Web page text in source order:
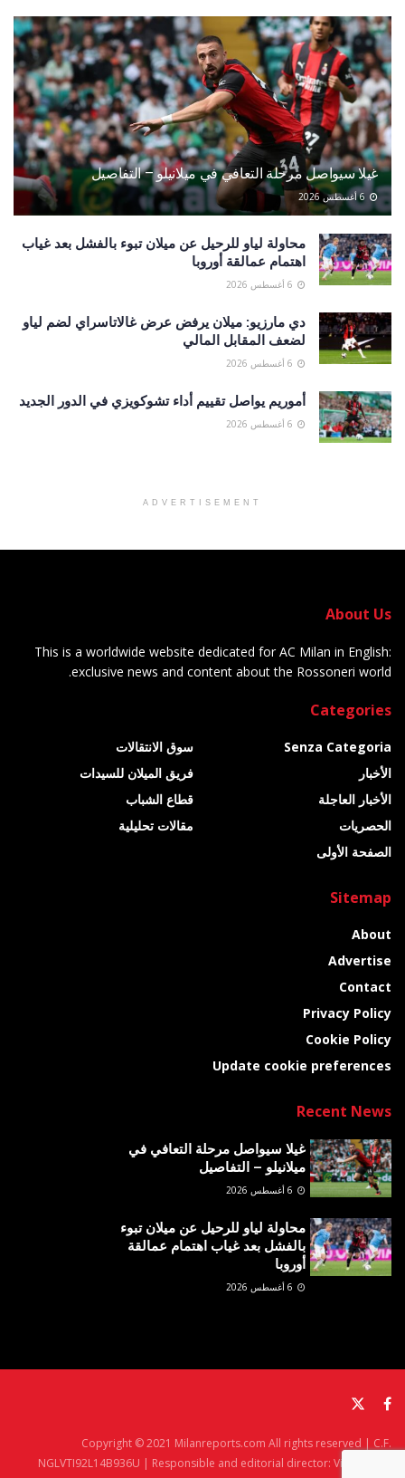
غيلا سيواصل مرحلة التعافي في ميلانيلو – التفاصيل
محاولة لياو للرحيل عن ميلان تبوء بالفشل بعد غياب
اهتمام عمالقة أوروبا
دي مارزيو: ميلان يرفض عرض غالاتاسراي لضم لياو
لضعف المقابل المالي
أموريم يواصل تقييم أداء تشوكويزي في الدور الجديد
ADVERTISEMENT
About Us
This is a worldwide website dedicated for AC Milan in English:
exclusive news and content about the Rossoneri world.
Categories
Senza Categoria
الأخبار
الأخبار العاجلة
الحصريات
الصفحة الأولى
سوق الانتقالات
فريق الميلان للسيدات
قطاع الشباب
مقالات تحليلية
Sitemap
About
Advertise
Contact
Privacy Policy
Cookie Policy
Update cookie preferences
Recent News
غيلا سيواصل مرحلة التعافي في
ميلانيلو – التفاصيل
محاولة لياو للرحيل عن ميلان تبوء
بالفشل بعد غياب اهتمام عمالقة
أوروبا
Copyright © 2021 Milanreports.com All rights reserved | C.F.
NGLVTI92L14B936U | Responsible and editorial director: Vito Angelè